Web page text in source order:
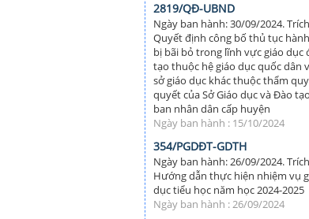
2819/QĐ-UBND
Ngày ban hành: 30/09/2024.
Quyết định công bố thủ tục
bị bãi bỏ trong lĩnh vực giáo dục
tạo thuộc hệ giáo dục quốc dân
sở giáo dục khác thuộc thẩm
quyết của Sở Giáo dục và Đào
ban nhân dân cấp huyện
Ngày ban hành : 15/10/2024
354/PGDĐT-GDTH
Ngày ban hành: 26/09/2024.
Hướng dẫn thực hiện nhiệm vụ
dục tiểu học năm học 2024-2025
Ngày ban hành : 26/09/2024